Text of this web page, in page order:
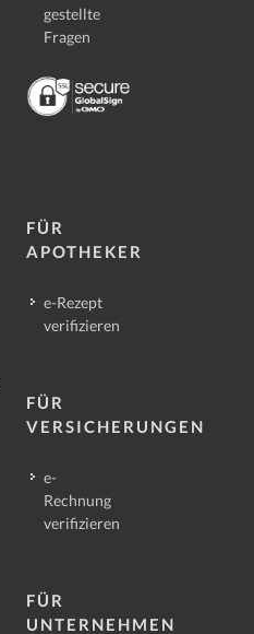
gestellte
Fragen
FÜR
APOTHEKER
e-Rezept
verifizieren
FÜR
VERSICHERUNGEN
e-
Rechnung
verifizieren
FÜR
UNTERNEHMEN